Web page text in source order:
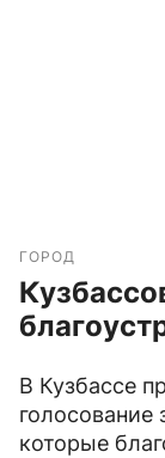
ГОРОД
В Кузбассе
голосование
которые